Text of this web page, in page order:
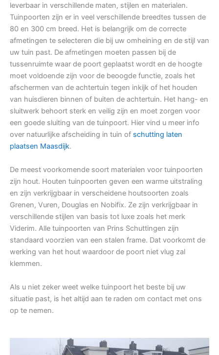
leverbaar in verschillende maten, stijlen en materialen.
Tuinpoorten zijn er in veel verschillende breedtes tussen de
80 en 300 cm breed. Het is belangrijk om de correcte
afmetingen te selecteren die bij uw omheining en de stijl van
uw tuin past. De afmetingen moeten passen bij de
tussenruimte waar de poort geplaatst wordt en de hoogte
moet voldoende zijn voor de beoogde functie, zoals het
afschermen van de achtertuin tegen inkijk of het houden
van huisdieren binnen of buiten de achtertuin. Het hang- en
sluitwerk behoort sterk en veilig zijn en moet zorgen voor
een goede sluiting van de tuinpoort. Hier vind u meer info
over natuurlijke afscheiding in tuin of schutting laten
plaatsen Maasdijk.
De meest voorkomende soort materialen voor tuinpoorten
zijn hout. Houten tuinpoorten geven een warme uitstraling
en zijn verkrijgbaar in verscheidene houtsoorten zoals
Grenen, Vuren, Douglas en Nobifix. Ze zijn verkrijgbaar in
verschillende stijlen van basis tot luxe zoals het merk
Viderim. Alle tuinpoorten van Prins Schuttingen zijn
standaard voorzien van een stalen frame. Dat voorkomt de
werking van het hout waardoor de poort niet vlug zal
klemmen.
Als u niet zeker weet welke tuinpoort het beste bij uw
situatie past, is het altijd aan te raden om contact met ons
op te nemen.